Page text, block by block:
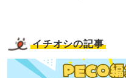
イチオシの記事